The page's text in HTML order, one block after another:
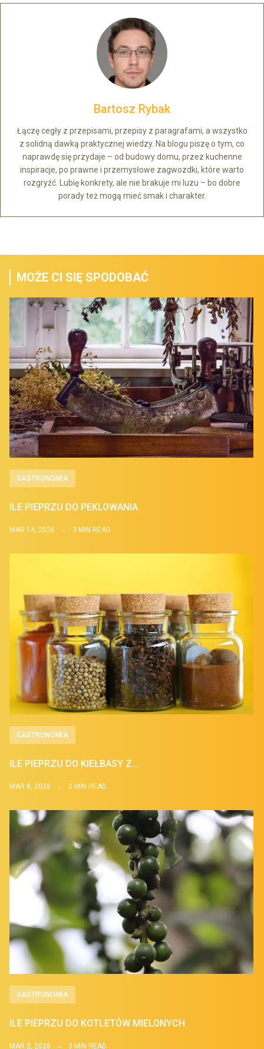
Bartosz Rybak
Łączę cegły z przepisami, przepisy z paragrafami, a wszystko
z solidną dawką praktycznej wiedzy. Na blogu piszę o tym, co
naprawdę się przydaje – od budowy domu, przez kuchenne
inspiracje, po prawne i przemysłowe zagwozdki, które warto
rozgryźć. Lubię konkrety, ale nie brakuje mi luzu – bo dobre
porady też mogą mieć smak i charakter.
MOŻE CI SIĘ SPODOBAĆ
GASTRONOMIA
ILE PIEPRZU DO PEKLOWANIA
MAR 14, 2026 3 MIN READ
GASTRONOMIA
ILE PIEPRZU DO KIEŁBASY Z…
MAR 8, 2026 2 MIN READ
GASTRONOMIA
ILE PIEPRZU DO KOTLETÓW MIELONYCH
MAR 2, 2026 3 MIN READ